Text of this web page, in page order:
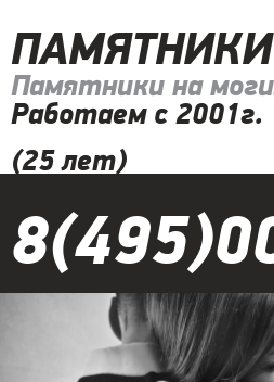
Памятники на
Работаем с 2001г.
(25 лет)